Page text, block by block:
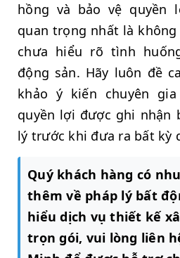
hồng và bảo vệ quyền
quan trọng nhất là
chưa hiểu rõ tình
động sản. Hãy luôn đề
khảo ý kiến chuyên
quyền lợi được ghi nhận
lý trước khi đưa ra bất kỳ
Quý khách hàng có
thêm về pháp lý bất
hiểu dịch vụ thiết kế
trọn gói, vui lòng liên